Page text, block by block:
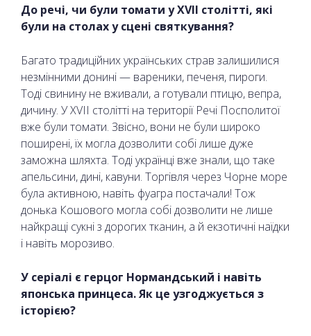
До речі, чи були томати у XVII столітті, які
були на столах у сцені святкування?
Багато традиційних українських страв залишилися
незмінними донині — вареники, печеня, пироги.
Тоді свинину не вживали, а готували птицю, вепра,
дичину. У XVII столітті на території Речі Посполитої
вже були томати. Звісно, вони не були широко
поширені, їх могла дозволити собі лише дуже
заможна шляхта. Тоді українці вже знали, що таке
апельсини, дині, кавуни. Торгівля через Чорне море
була активною, навіть фуагра постачали! Тож
донька Кошового могла собі дозволити не лише
найкращі сукні з дорогих тканин, а й екзотичні наїдки
і навіть морозиво.
У серіалі є герцог Нормандський і навіть
японська принцеса. Як це узгоджується з
історією?